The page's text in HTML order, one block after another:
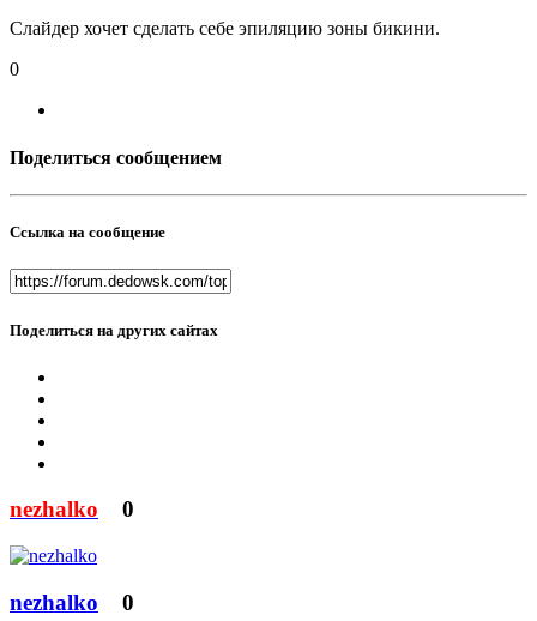
Слайдер хочет сделать себе эпиляцию зоны бикини.
0
Поделиться сообщением
Ссылка на сообщение
Поделиться на других сайтах
nezhalko 0
nezhalko 0